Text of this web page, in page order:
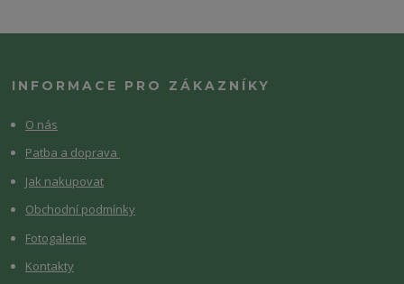
INFORMACE PRO ZÁKAZNÍKY
O nás
Patba a doprava
Jak nakupovat
Obchodní podmínky
Fotogalerie
Kontakty